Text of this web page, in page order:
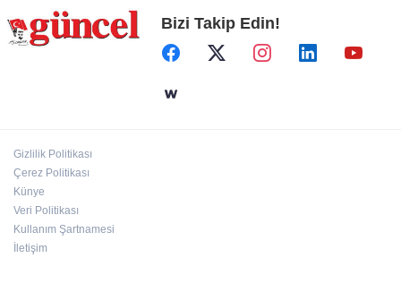
Define avcıları yakalandı
Emre Bildirici ve Emine Koruer’in mutlu
Bizi Takip Edin!
Gizlilik Politikası
Çerez Politikası
Künye
Veri Politikası
Kullanım Şartnamesi
İletişim